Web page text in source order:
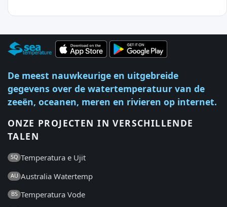
De meest nauwkeurige en uitgebreide
gegevens over de watertemperatuur van de
zeeën, oceanen, meren en rivieren op internet.
ONZE PROJECTEN IN VERSCHILLENDE
TALEN
SQ Temperatura e Ujit
AU Australia Watertemp
BS Temperatura Vode